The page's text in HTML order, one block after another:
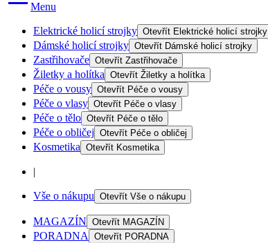
Menu
Elektrické holicí strojky Otevřít Elektrické holicí strojky
Dámské holicí strojky Otevřít Dámské holicí strojky
Zastřihovače Otevřít Zastřihovače
Žiletky a holítka Otevřít Žiletky a holítka
Péče o vousy Otevřít Péče o vousy
Péče o vlasy Otevřít Péče o vlasy
Péče o tělo Otevřít Péče o tělo
Péče o obličej Otevřít Péče o obličej
Kosmetika Otevřít Kosmetika
|
Vše o nákupu Otevřít Vše o nákupu
MAGAZÍN Otevřít MAGAZÍN
PORADNA Otevřít PORADNA